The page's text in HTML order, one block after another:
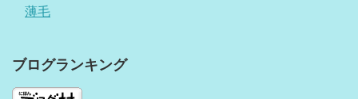
薄毛
ブログランキング